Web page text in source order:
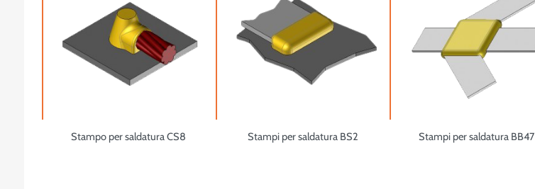
Stampo per saldatura CS8 Stampi per saldatura BS2 Stampi per saldatura BB47